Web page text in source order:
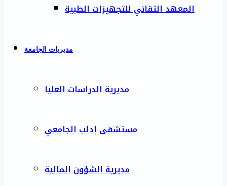
المعهد التقاني للتجهيزات الطبية
مديريات الجامعة
مديرية الدراسات العليا
مستشفى إدلب الجامعي
مديرية الشؤون المالية